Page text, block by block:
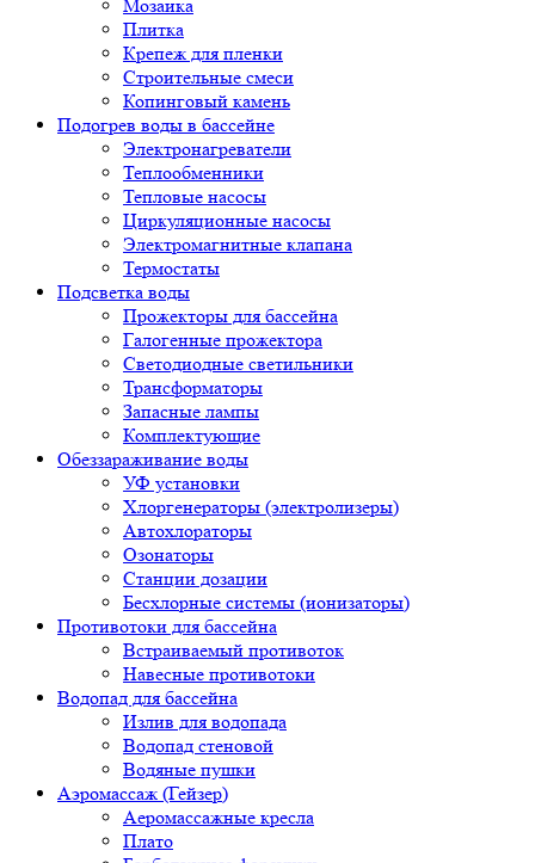
Мозаика
Плитка
Крепеж для пленки
Строительные смеси
Копинговый камень
Подогрев воды в бассейне
Электронагреватели
Теплообменники
Тепловые насосы
Циркуляционные насосы
Электромагнитные клапана
Термостаты
Подсветка воды
Прожекторы для бассейна
Галогенные прожектора
Светодиодные светильники
Трансформаторы
Запасные лампы
Комплектующие
Обеззараживание воды
УФ установки
Хлоргенераторы (электролизеры)
Автохлораторы
Озонаторы
Станции дозации
Бесхлорные системы (ионизаторы)
Противотоки для бассейна
Встраиваемый противоток
Навесные противотоки
Водопад для бассейна
Излив для водопада
Водопад стеновой
Водяные пушки
Аэромассаж (Гейзер)
Аеромассажные кресла
Плато